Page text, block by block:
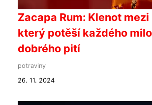
Zacapa Rum: Klenot mezi
který potěší každého
dobrého pití
potraviny
26. 11. 2024